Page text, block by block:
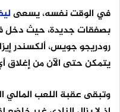
في الوقت نفسه، يسعى
بصفقات جديدة، حيث دخل
رودريجو جويس، ألكسندر
يتمكن حتى الآن من إغلاق
وتبقى عقبة اللعب المالي